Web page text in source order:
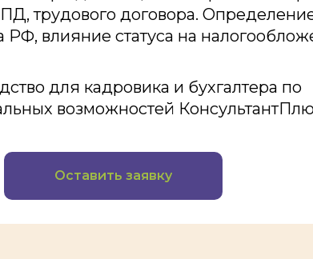
трудового договора. Определение
РФ, влияние статуса на
для кадровика и бухгалтера по
возможностей
Оставить заявку